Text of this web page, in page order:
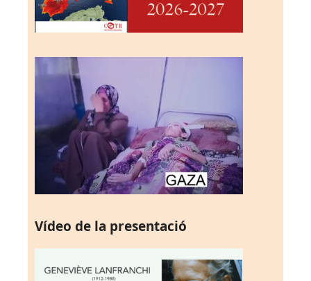
Vídeo de la presentació